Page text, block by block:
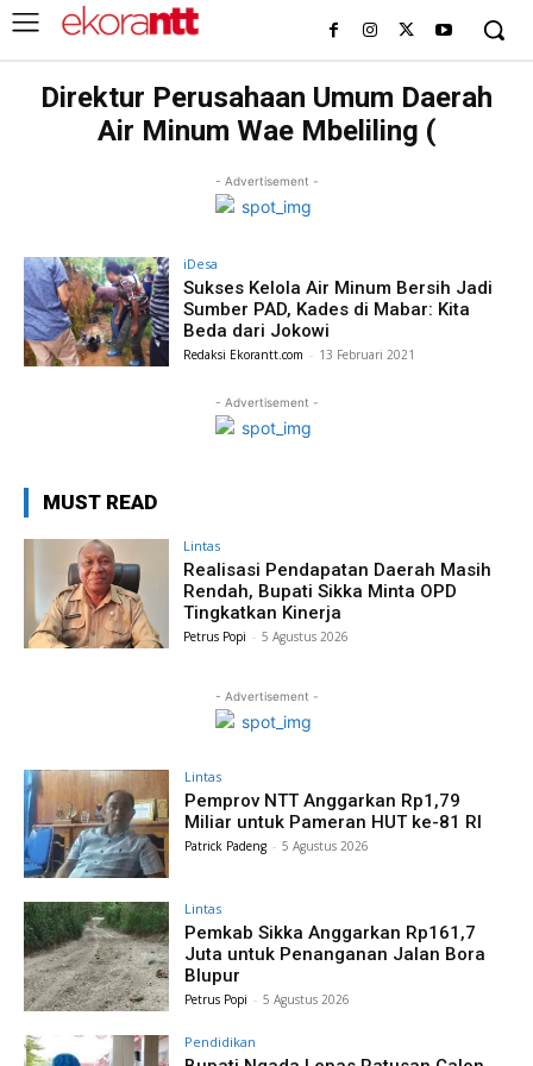
Direktur Perusahaan Umum Daerah
Air Minum Wae Mbeliling (
- Advertisement -
iDesa
Sukses Kelola Air Minum Bersih Jadi
Sumber PAD, Kades di Mabar: Kita
Beda dari Jokowi
Redaksi Ekorantt.com - 13 Februari 2021
- Advertisement -
MUST READ
Lintas
Realisasi Pendapatan Daerah Masih
Rendah, Bupati Sikka Minta OPD
Tingkatkan Kinerja
Petrus Popi - 5 Agustus 2026
- Advertisement -
Lintas
Pemprov NTT Anggarkan Rp1,79
Miliar untuk Pameran HUT ke-81 RI
Patrick Padeng - 5 Agustus 2026
Lintas
Pemkab Sikka Anggarkan Rp161,7
Juta untuk Penanganan Jalan Bora
Blupur
Petrus Popi - 5 Agustus 2026
Pendidikan